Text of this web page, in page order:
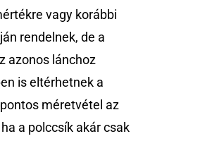
vagy korábbi
rendelnek, de a
azonos lánchoz
is eltérhetnek a
méretvétel az
a polccsík akár csak